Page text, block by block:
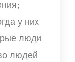
у них
люди
людей